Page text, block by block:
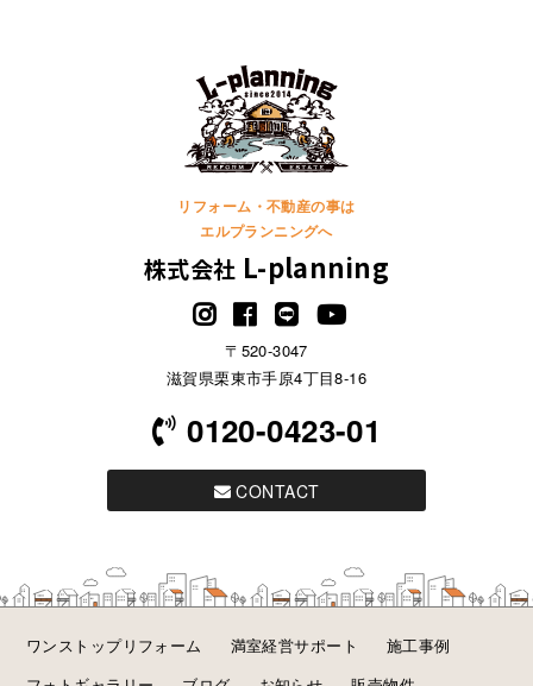
リフォーム・不動産の事は
エルプランニングへ
株式会社 L-planning
〒520-3047
滋賀県栗東市手原4丁目8-16
0120-0423-01
CONTACT
ワンストップリフォーム 満室経営サポート
施工事例